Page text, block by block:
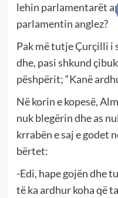
lehin parlamentarët
parlamentin anglez?
Pak më tutje Çurçilli i
dhe, pasi shkund
pëshpërit; “Kanë
Në korin e kopesë,
nuk blegërin dhe as
krrabën e saj e godet
bërtet:
-Edi, hape gojën dhe
të ka ardhur koha që